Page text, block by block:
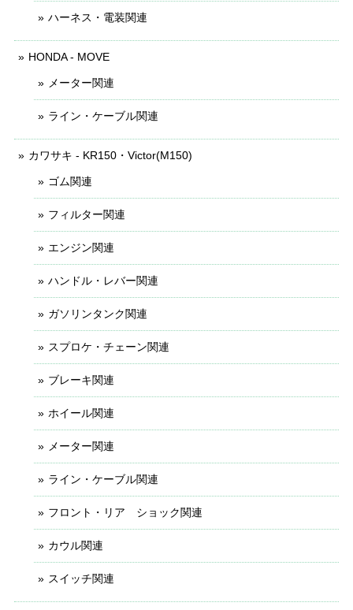
ハーネス・電装関連
HONDA - MOVE
メーター関連
ライン・ケーブル関連
カワサキ - KR150・Victor(M150)
ゴム関連
フィルター関連
エンジン関連
ハンドル・レバー関連
ガソリンタンク関連
スプロケ・チェーン関連
ブレーキ関連
ホイール関連
メーター関連
ライン・ケーブル関連
フロント・リア ショック関連
カウル関連
スイッチ関連